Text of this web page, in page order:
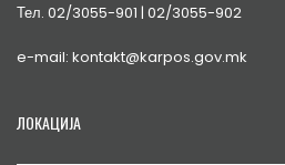
Тел. 02/3055-901 | 02/3055-902
e-mail: kontakt@karpos.gov.mk
ЛОКАЦИЈА